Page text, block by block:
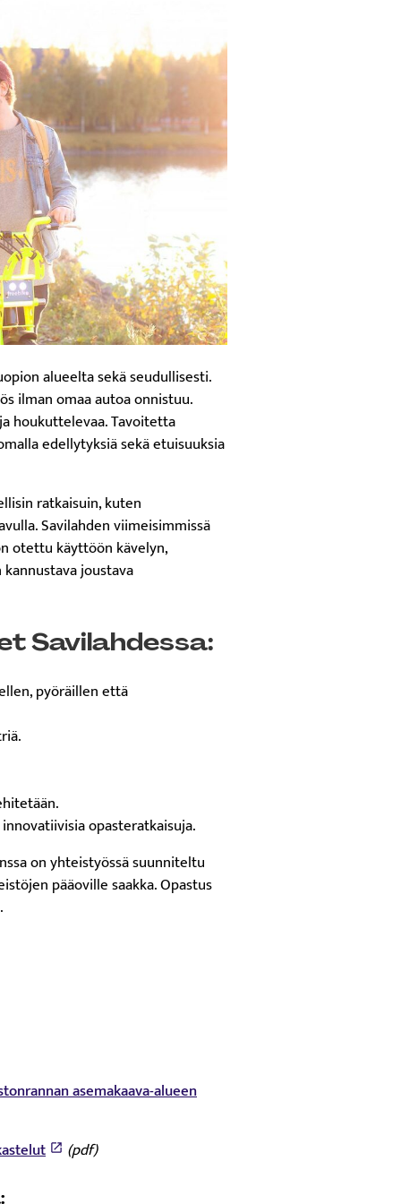
alueelta sekä seudullisesti.
ilman omaa autoa onnistuu.
houkuttelevaa. Tavoitetta
edellytyksiä sekä etuisuuksia
ratkaisuin, kuten
Savilahden viimeisimmissä
otettu käyttöön kävelyn,
joustava
Savilahdessa:
pyöräillen että
opasteratkaisuja.
on yhteistyössä suunniteltu
pääoville saakka. Opastus
asemakaava-alueen
(pdf)